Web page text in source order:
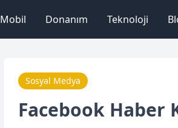
Mobil Donanım Teknoloji
Sosyal Medya
Facebook Haber